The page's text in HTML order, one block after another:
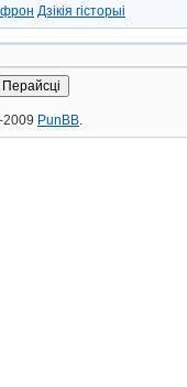
Дзікія гісторыі
PunBB.